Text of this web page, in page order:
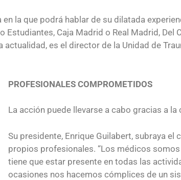
la que podrá hablar de su dilatada
Caja Madrid o Real Madrid,
actualidad, es el director de la Unidad de
PROFESIONALES COMPROMETIDOS
La acción puede llevarse a cabo gracias a
Su presidente, Enrique Guilabert, subraya
propios profesionales. “Los médicos somos
tiene que estar presente en todas las
ocasiones nos hacemos cómplices de un